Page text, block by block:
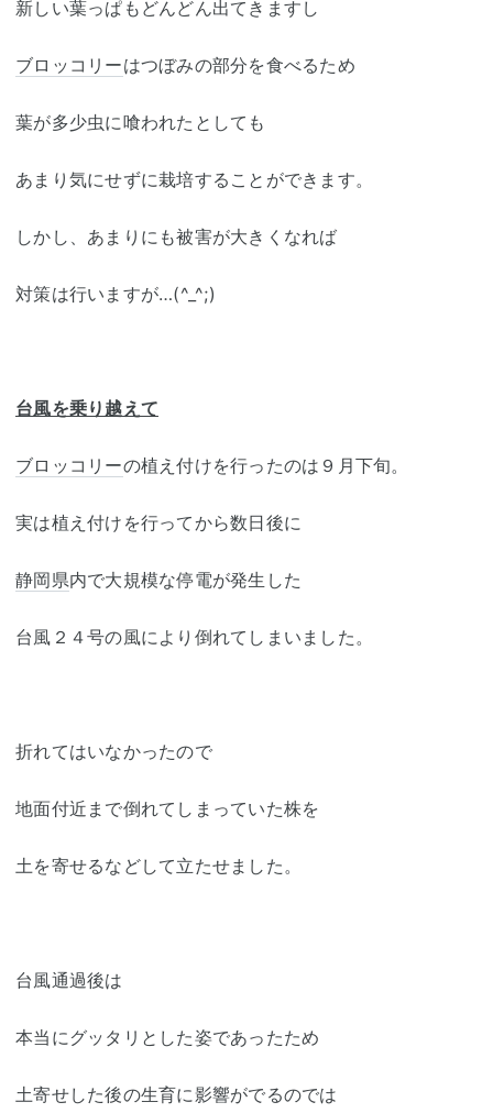
新しい葉っぱもどんどん出てきますし
ブロッコリーはつぼみの部分を食べるため
葉が多少虫に喰われたとしても
あまり気にせずに栽培することができます。
しかし、あまりにも被害が大きくなれば
対策は行いますが…(^_^;)
台風を乗り越えて
ブロッコリーの植え付けを行ったのは９月下旬。
実は植え付けを行ってから数日後に
静岡県内で大規模な停電が発生した
台風２４号の風により倒れてしまいました。
折れてはいなかったので
地面付近まで倒れてしまっていた株を
土を寄せるなどして立たせました。
台風通過後は
本当にグッタリとした姿であったため
土寄せした後の生育に影響がでるのでは